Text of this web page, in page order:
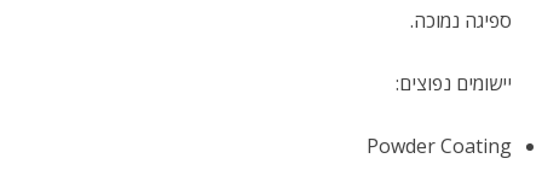
ספיגה נמוכה.
יישומים נפוצים:
Powder Coating